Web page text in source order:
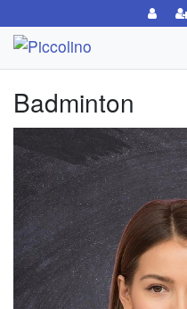
Badminton